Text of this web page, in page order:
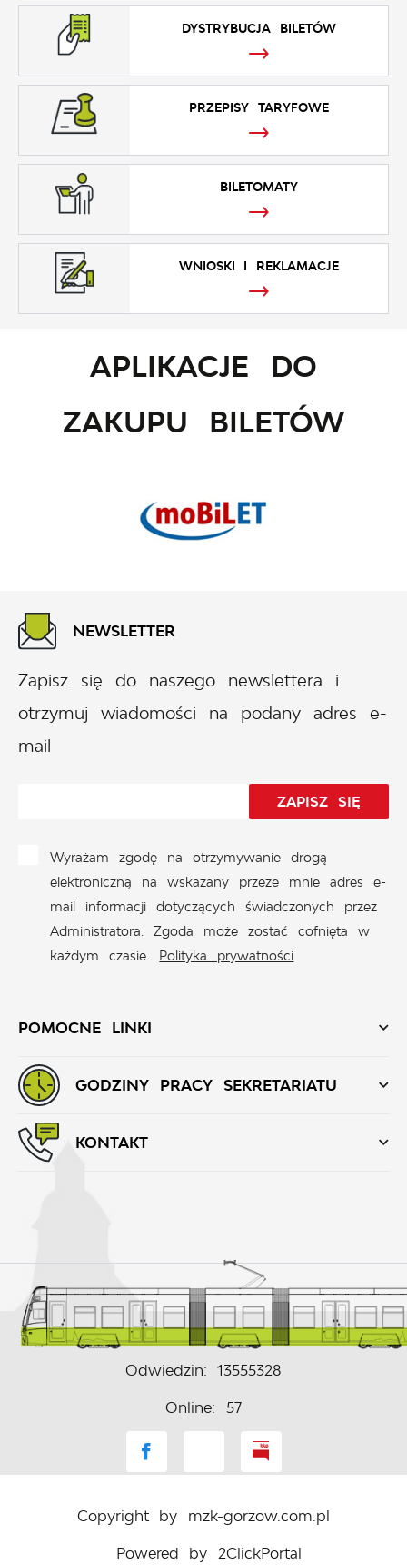
DYSTRYBUCJA BILETÓW
PRZEPISY TARYFOWE
BILETOMATY
WNIOSKI I REKLAMACJE
APLIKACJE DO
ZAKUPU BILETÓW
POMOCNE LINKI
NEWSLETTER
Zapisz się do naszego newslettera i
otrzymuj wiadomości na podany adres e-
mail
Wyrażam zgodę na otrzymywanie drogą
elektroniczną na wskazany przeze mnie adres e-
mail informacji dotyczących świadczonych przez
Administratora. Zgoda może zostać cofnięta w
każdym czasie. Polityka prywatności
GODZINY PRACY SEKRETARIATU
KONTAKT
Odwiedzin: 13555328
Online: 57
Copyright by mzk-gorzow.com.pl
Powered by 2ClickPortal